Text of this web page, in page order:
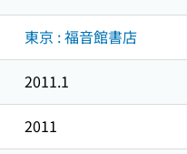
東京 : 福音館書店
2011.1
2011